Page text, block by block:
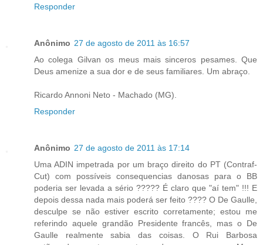
Responder
Anônimo 27 de agosto de 2011 às 16:57
Ao colega Gilvan os meus mais sinceros pesames. Que
Deus amenize a sua dor e de seus familiares. Um abraço.
Ricardo Annoni Neto - Machado (MG).
Responder
Anônimo 27 de agosto de 2011 às 17:14
Uma ADIN impetrada por um braço direito do PT (Contraf-
Cut) com possíveis consequencias danosas para o BB
poderia ser levada a sério ????? É claro que "aí tem" !!! E
depois dessa nada mais poderá ser feito ???? O De Gaulle,
desculpe se não estiver escrito corretamente; estou me
referindo aquele grandão Presidente francês, mas o De
Gaulle realmente sabia das coisas. O Rui Barbosa